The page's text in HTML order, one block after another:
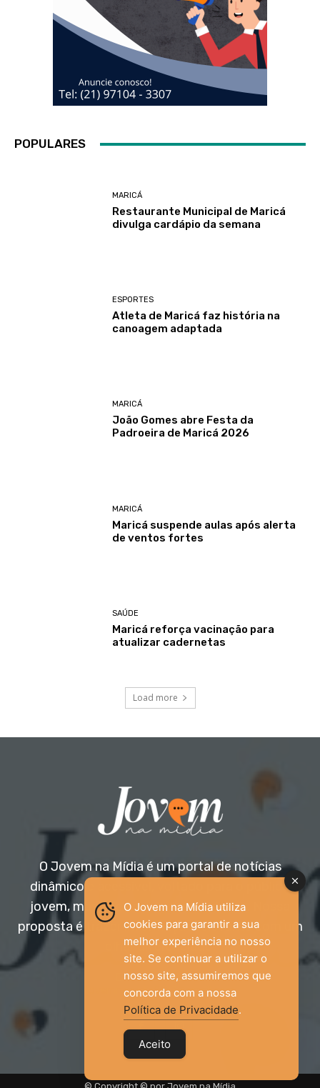
POPULARES
MARICÁ
Restaurante Municipal de Maricá
divulga cardápio da semana
ESPORTES
Atleta de Maricá faz história na
canoagem adaptada
MARICÁ
João Gomes abre Festa da
Padroeira de Maricá 2026
MARICÁ
Maricá suspende aulas após alerta
de ventos fortes
SAÚDE
Maricá reforça vacinação para
atualizar cadernetas
Load more
O Jovem na Mídia é um portal de notícias
dinâmico e acessível, voltado para o público
jovem, mas aberto a todas as idades. Nossa
proposta é trazer informação relevante com um
olhar diferenciado.
Entre em contato:
jovemnamidia2017@gmail.com
O Jovem na Mídia utiliza
cookies para garantir a sua
melhor experiência no nosso
site. Se continuar a utilizar o
nosso site, assumiremos que
concorda com a nossa
Política de Privacidade.
Aceito